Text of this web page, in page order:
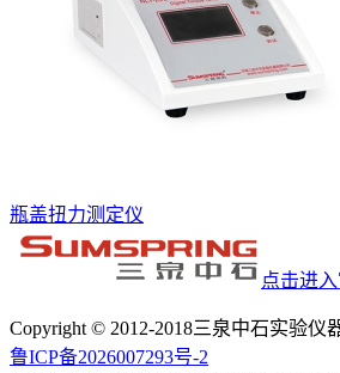
瓶盖扭力测定仪
点击进入
Copyright © 2012-2018三泉中石实验仪
鲁ICP备2026007293号-2